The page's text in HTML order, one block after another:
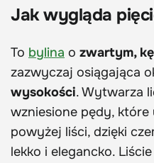
Jak wygląda
To bylina o zwartym,
zazwyczaj osiągająca
wysokości. Wytwarza
wzniesione pędy,
powyżej liści, dzięki
lekko i elegancko. Liście